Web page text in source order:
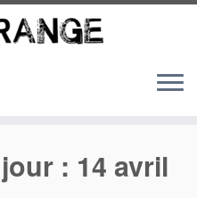
: 14 avril